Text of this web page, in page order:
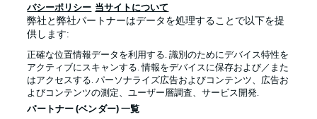
当サイトについて
© 2026 Bundesliga-Gruppe GmbH
バシーポリシー 当サイトについて
弊社と弊社パートナーはデータを処理することで以下を提
供します:
正確な位置情報データを利用する. 識別のためにデバイス特性を
アクティブにスキャンする. 情報をデバイスに保存および／また
はアクセスする. パーソナライズ広告およびコンテンツ、広告お
よびコンテンツの測定、ユーザー層調査、サービス開発.
パートナー (ベンダー) 一覧